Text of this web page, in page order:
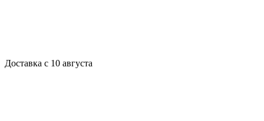
Доставка с 10 августа